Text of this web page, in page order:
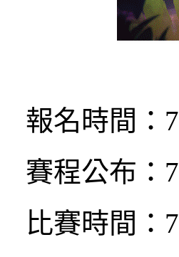
報名時間： 7
賽程公布： 7
比賽時間： 7